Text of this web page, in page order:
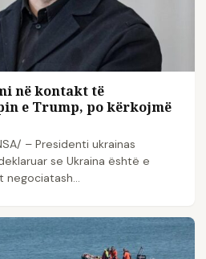
në kontakt të
e Trump, po kërkojmë
– Presidenti ukrainas
se Ukraina është e
negociatash…